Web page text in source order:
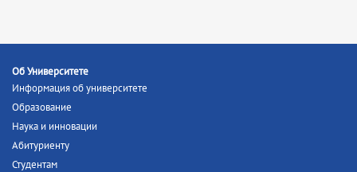
Об Университете
Информация об университете
Образование
Наука и инновации
Абитуриенту
Студентам